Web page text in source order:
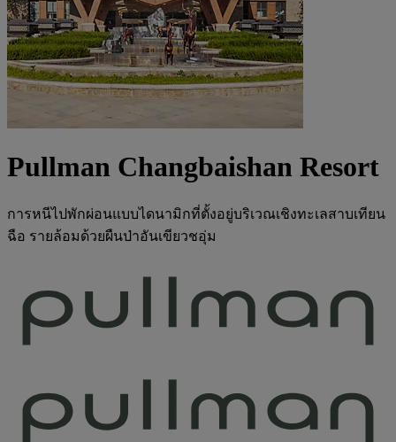
Pullman Changbaishan Resort
การหนีไปพักผ่อนแบบไดนามิกที่ตั้งอยู่บริเวณเชิงทะเลสาบเทียน
ฉือ รายล้อมด้วยผืนป่าอันเขียวชอุ่ม